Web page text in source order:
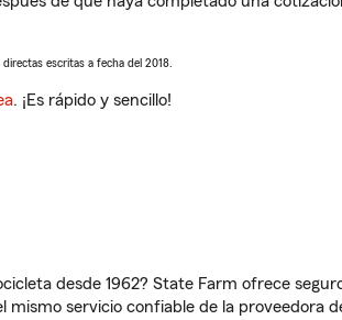
escritas a fecha del 2018.
. ¡Es rápido y sencillo!
desde 1962? State Farm ofrece
servicio confiable de la proveedora